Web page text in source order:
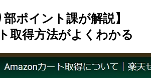
部ポイント課が解説】
取得方法がよくわかる